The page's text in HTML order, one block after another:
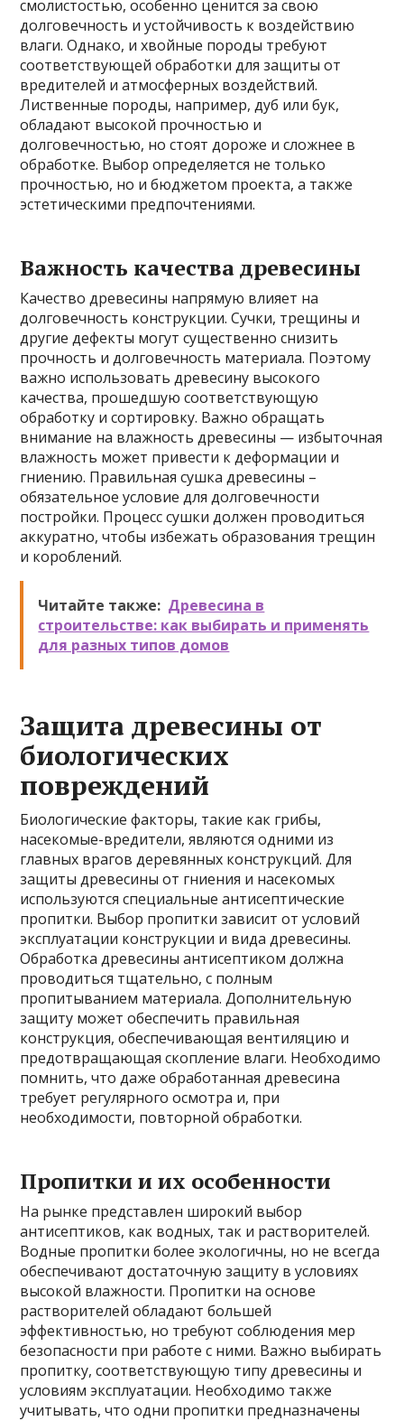
смолистостью, особенно ценится за свою
долговечность и устойчивость к воздействию
влаги. Однако, и хвойные породы требуют
соответствующей обработки для защиты от
вредителей и атмосферных воздействий.
Лиственные породы, например, дуб или бук,
обладают высокой прочностью и
долговечностью, но стоят дороже и сложнее в
обработке. Выбор определяется не только
прочностью, но и бюджетом проекта, а также
эстетическими предпочтениями.
Важность качества древесины
Качество древесины напрямую влияет на
долговечность конструкции. Сучки, трещины и
другие дефекты могут существенно снизить
прочность и долговечность материала. Поэтому
важно использовать древесину высокого
качества, прошедшую соответствующую
обработку и сортировку. Важно обращать
внимание на влажность древесины — избыточная
влажность может привести к деформации и
гниению. Правильная сушка древесины –
обязательное условие для долговечности
постройки. Процесс сушки должен проводиться
аккуратно, чтобы избежать образования трещин
и короблений.
Читайте также: Древесина в
строительстве: как выбирать и применять
для разных типов домов
Защита древесины от
биологических
повреждений
Биологические факторы, такие как грибы,
насекомые-вредители, являются одними из
главных врагов деревянных конструкций. Для
защиты древесины от гниения и насекомых
используются специальные антисептические
пропитки. Выбор пропитки зависит от условий
эксплуатации конструкции и вида древесины.
Обработка древесины антисептиком должна
проводиться тщательно, с полным
пропитыванием материала. Дополнительную
защиту может обеспечить правильная
конструкция, обеспечивающая вентиляцию и
предотвращающая скопление влаги. Необходимо
помнить, что даже обработанная древесина
требует регулярного осмотра и, при
необходимости, повторной обработки.
Пропитки и их особенности
На рынке представлен широкий выбор
антисептиков, как водных, так и растворителей.
Водные пропитки более экологичны, но не всегда
обеспечивают достаточную защиту в условиях
высокой влажности. Пропитки на основе
растворителей обладают большей
эффективностью, но требуют соблюдения мер
безопасности при работе с ними. Важно выбирать
пропитку, соответствующую типу древесины и
условиям эксплуатации. Необходимо также
учитывать, что одни пропитки предназначены